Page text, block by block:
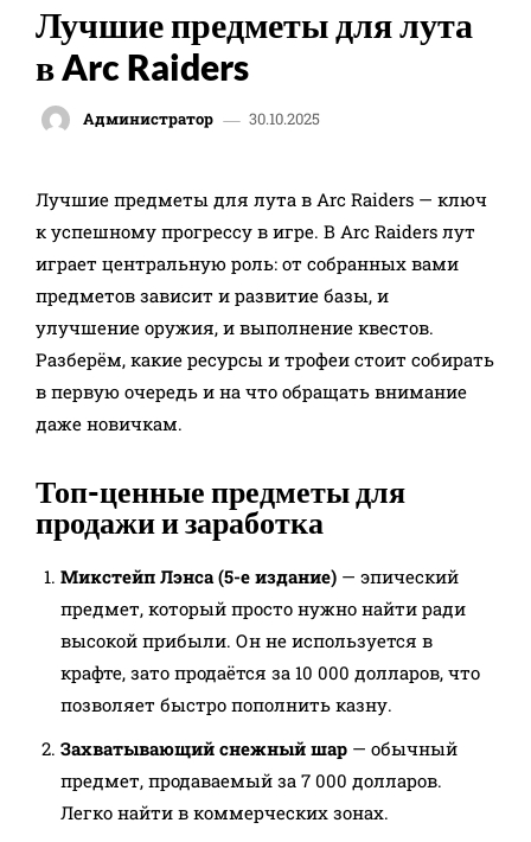
Лучшие предметы для лута
в Arc Raiders
Администратор 30.10.2025
Лучшие предметы для лута в Arc Raiders — ключ
к успешному прогрессу в игре. В Arc Raiders лут
играет центральную роль: от собранных вами
предметов зависит и развитие базы, и
улучшение оружия, и выполнение квестов.
Разберём, какие ресурсы и трофеи стоит собирать
в первую очередь и на что обращать внимание
даже новичкам.
Топ-ценные предметы для
продажи и заработка
Микстейп Лэнса (5-е издание) — эпический
предмет, который просто нужно найти ради
высокой прибыли. Он не используется в
крафте, зато продаётся за 10 000 долларов, что
позволяет быстро пополнить казну.
Захватывающий снежный шар — обычный
предмет, продаваемый за 7 000 долларов.
Легко найти в коммерческих зонах.